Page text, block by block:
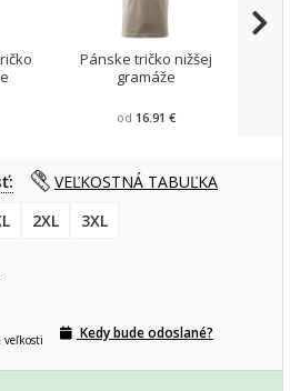
Pánske tričko nižšej
gramáže
od 16.91 €
VEĽKOSTNÁ TABUĽKA
2XL 3XL
veľkosti Kedy bude odoslané?